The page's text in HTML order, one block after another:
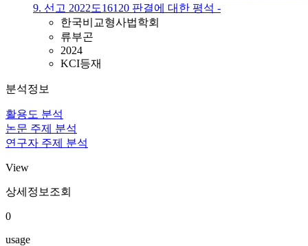
9. 선고 2022도16120 판결에 대한 평석 -
한국비교형사법학회
류부곤
2024
KCI등재
분석정보
활용도 분석
논문 주제 분석
연구자 주제 분석
View
상세정보조회
0
usage